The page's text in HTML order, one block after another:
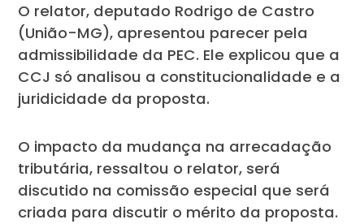
O relator, deputado Rodrigo de Castro
(União-MG), apresentou parecer pela
admissibilidade da PEC. Ele explicou que a
CCJ só analisou a constitucionalidade e a
juridicidade da proposta.
O impacto da mudança na arrecadação
tributária, ressaltou o relator, será
discutido na comissão especial que será
criada para discutir o mérito da proposta.